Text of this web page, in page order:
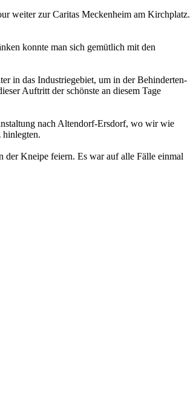
weiter zur Caritas Meckenheim am Kirchplatz.
konnte man sich gemütlich mit den
in das Industriegebiet, um in der Behinderten-
Auftritt der schönste an diesem Tage
nach Altendorf-Ersdorf, wo wir wie
hinlegten.
der Kneipe feiern. Es war auf alle Fälle einmal